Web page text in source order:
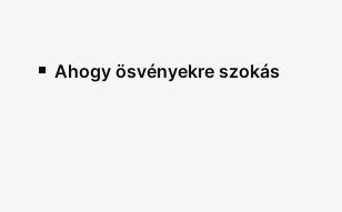
Ahogy ösvényekre szokás